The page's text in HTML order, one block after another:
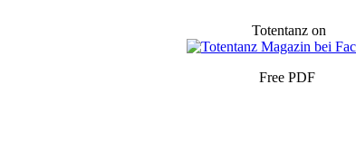
Totentanz on
Free PDF